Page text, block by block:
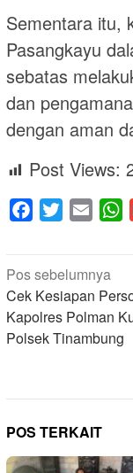
Sementara itu,
Pasangkayu
sebatas
dan
dengan aman
Post Views:
Facebook
Twitter Email
Navigasi
pos
Pos sebelumnya
Cek Kesiapan
Kapolres Polman
Polsek Tinambung
POS TERKAIT